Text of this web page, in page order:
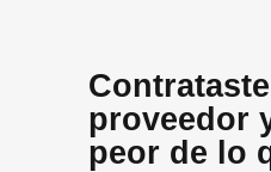
proveedor
peor de lo